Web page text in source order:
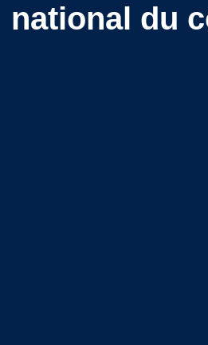
national du